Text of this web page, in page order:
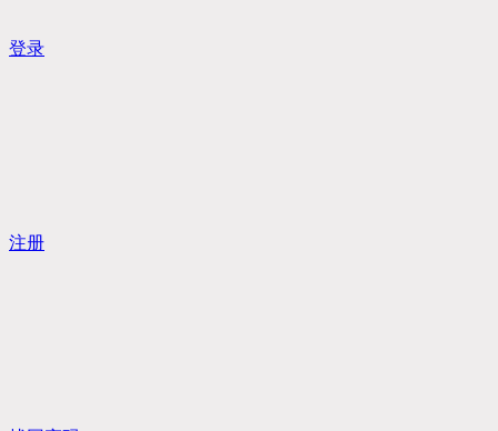
登录
注册